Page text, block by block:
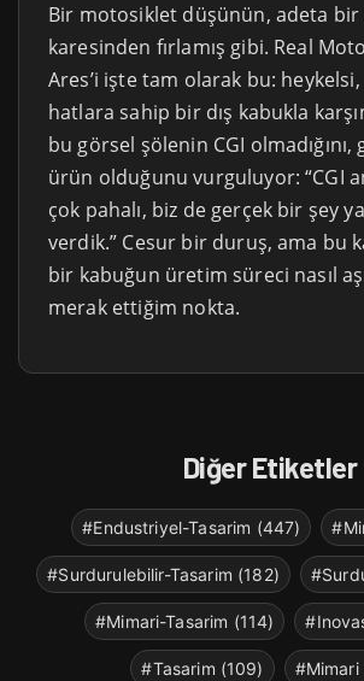
Bir motosiklet düşünün, adeta bir
karesinden fırlamış gibi. Real
Ares’i işte tam olarak bu:
hatlara sahip bir dış kabukla
bu görsel şölenin CGI
ürün olduğunu vurguluyor: “CGI
çok pahalı, biz de gerçek bir şey
verdik.” Cesur bir duruş, ama bu
bir kabuğun üretim süreci nasıl
merak ettiğim nokta.
Diğer Etiketler
#Endustriyel-Tasarim (447)
#Surdurulebilir-Tasarim (182)
#Mimari-Tasarim (114)
#Tasarim (109) #Mimari